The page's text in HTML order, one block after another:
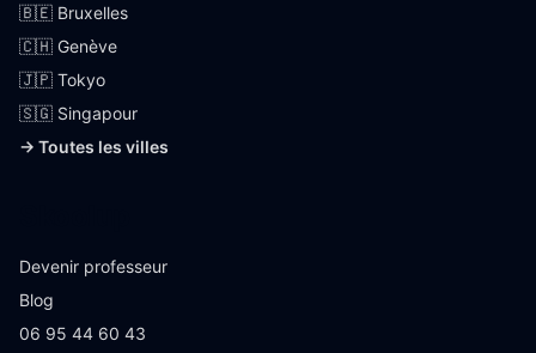
🇧🇪 Bruxelles
🇨🇭 Genève
🇯🇵 Tokyo
🇸🇬 Singapour
→ Toutes les villes
Devenir professeur
Blog
06 95 44 60 43